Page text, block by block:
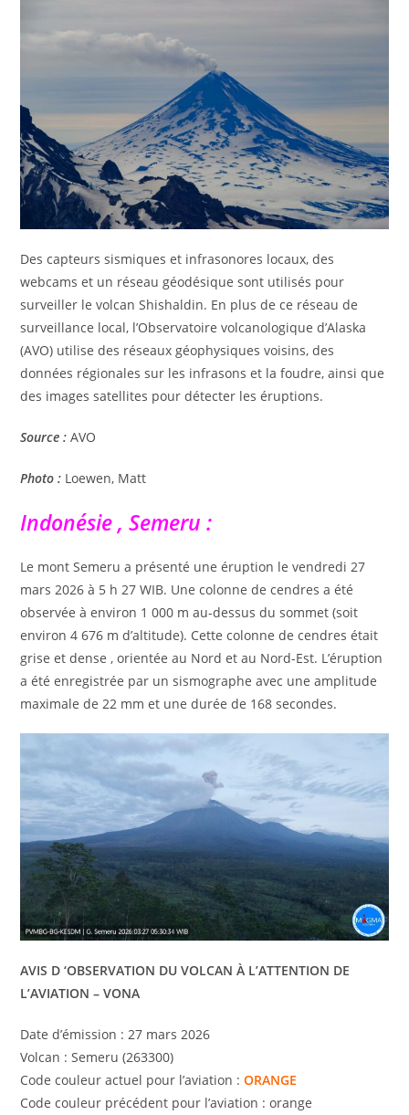
Des capteurs sismiques et infrasonores locaux, des
webcams et un réseau géodésique sont utilisés pour
surveiller le volcan Shishaldin. En plus de ce réseau de
surveillance local, l’Observatoire volcanologique d’Alaska
(AVO) utilise des réseaux géophysiques voisins, des
données régionales sur les infrasons et la foudre, ainsi que
des images satellites pour détecter les éruptions.
Source : AVO
Photo : Loewen, Matt
Indonésie , Semeru :
Le mont Semeru a présenté une éruption le vendredi 27
mars 2026 à 5 h 27 WIB. Une colonne de cendres a été
observée à environ 1 000 m au-dessus du sommet (soit
environ 4 676 m d’altitude). Cette colonne de cendres était
grise et dense , orientée au Nord et au Nord-Est. L’éruption
a été enregistrée par un sismographe avec une amplitude
maximale de 22 mm et une durée de 168 secondes.
AVIS D ‘OBSERVATION DU VOLCAN À L’ATTENTION DE
L’AVIATION – VONA
Date d’émission : 27 mars 2026
Volcan : Semeru (263300)
Code couleur actuel pour l’aviation :ORANGE
Code couleur précédent pour l’aviation : orange